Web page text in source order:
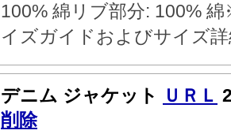
100% 綿リブ部分: 100%
イズガイドおよびサイズ
デニム ジャケット ＵＲＬ
削除